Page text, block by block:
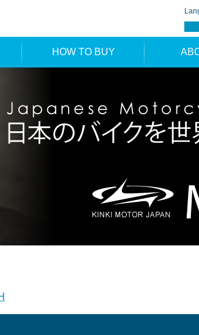
HOW TO BUY
MEMBERS